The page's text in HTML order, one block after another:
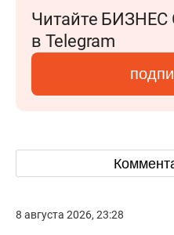
Читайте БИЗНЕС
в Telegram
8 августа 2026, 23:28